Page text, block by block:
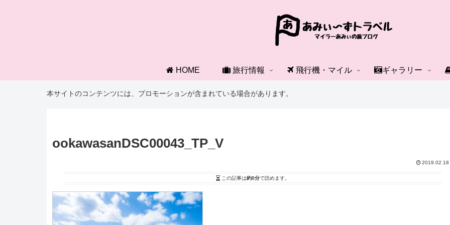
HOME 旅行情報 飛行機・マイル ギャラリー
本サイトのコンテンツには、プロモーションが含まれている場合があります。
ookawasanDSC00043_TP_V
2019.02.18
この記事は約0分で読めます。